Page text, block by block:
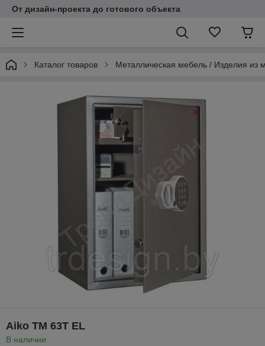
От дизайн-проекта до готового объекта
Каталог товаров Металлическая мебель / Изделия из
Aiko ТМ 63T EL
В наличии